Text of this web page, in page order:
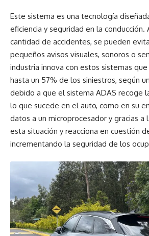
Este sistema es una tecnología
eficiencia y seguridad en la conducción.
cantidad de accidentes, se pueden
pequeños avisos visuales, sonoros o
industria innova con estos sistemas
hasta un 57% de los siniestros, según
debido a que el sistema ADAS recoge
lo que sucede en el auto, como en su
datos a un microprocesador y gracias a
esta situación y reacciona en cuestión
incrementando la seguridad de los